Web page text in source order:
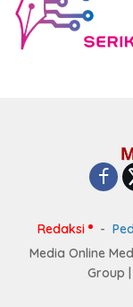
Redaksi
Media Online
Group